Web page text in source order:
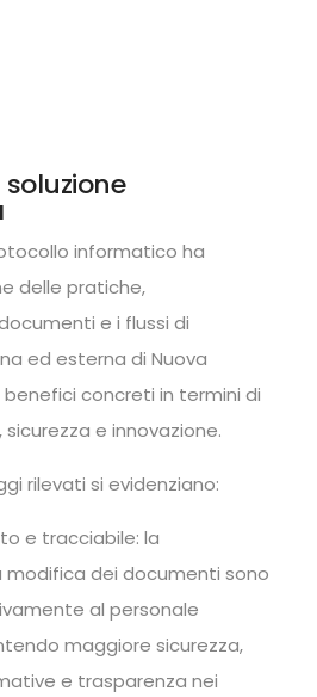
informatico ha
delle pratiche,
e i flussi di
ed esterna di Nuova
concreti in termini di
e innovazione.
rilevati si evidenziano:
e tracciabile: la
modifica dei documenti sono
al personale
maggiore sicurezza,
e trasparenza nei